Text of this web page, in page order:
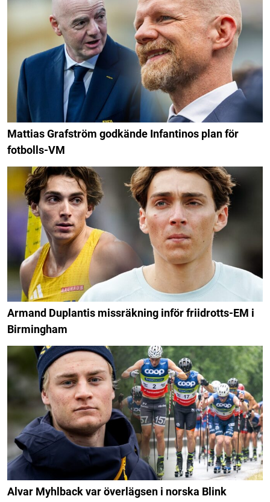
Mattias Grafström godkände Infantinos plan för
fotbolls-VM
Armand Duplantis missräkning inför friidrotts-EM i
Birmingham
Alvar Myhlback var överlägsen i norska Blink